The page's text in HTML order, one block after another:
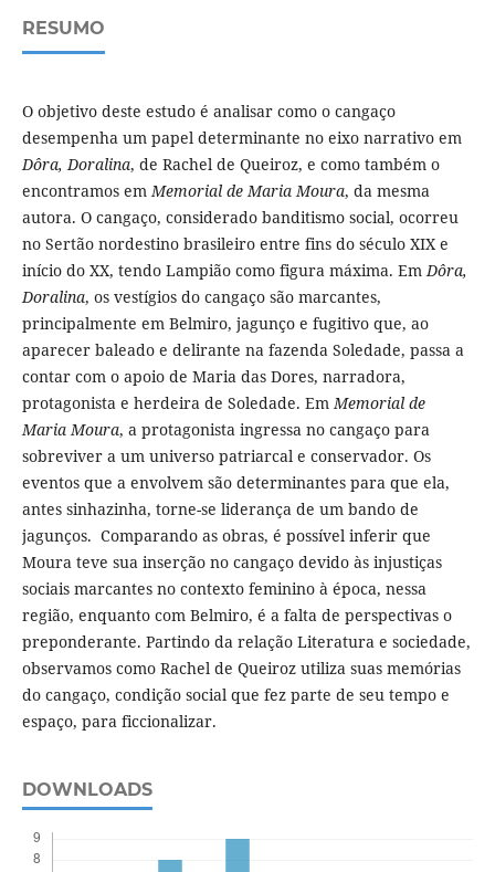
RESUMO
O objetivo deste estudo é analisar como o cangaço
desempenha um papel determinante no eixo narrativo em
Dôra, Doralina, de Rachel de Queiroz, e como também o
encontramos emMemorial de Maria Moura, da mesma
autora. O cangaço, considerado banditismo social, ocorreu
no Sertão nordestino brasileiro entre fins do século XIX e
início do XX, tendo Lampião como figura máxima. EmDôra,
Doralina, os vestígios do cangaço são marcantes,
principalmente em Belmiro, jagunço e fugitivo que, ao
aparecer baleado e delirante na fazenda Soledade, passa a
contar com o apoio de Maria das Dores, narradora,
protagonista e herdeira de Soledade. EmMemorial de
Maria Moura, a protagonista ingressa no cangaço para
sobreviver a um universo patriarcal e conservador. Os
eventos que a envolvem são determinantes para que ela,
antes sinhazinha, torne-se liderança de um bando de
jagunços. Comparando as obras, é possível inferir que
Moura teve sua inserção no cangaço devido às injustiças
sociais marcantes no contexto feminino à época, nessa
região, enquanto com Belmiro, é a falta de perspectivas o
preponderante. Partindo da relação Literatura e sociedade,
observamos como Rachel de Queiroz utiliza suas memórias
do cangaço, condição social que fez parte de seu tempo e
espaço, para ficcionalizar.
DOWNLOADS